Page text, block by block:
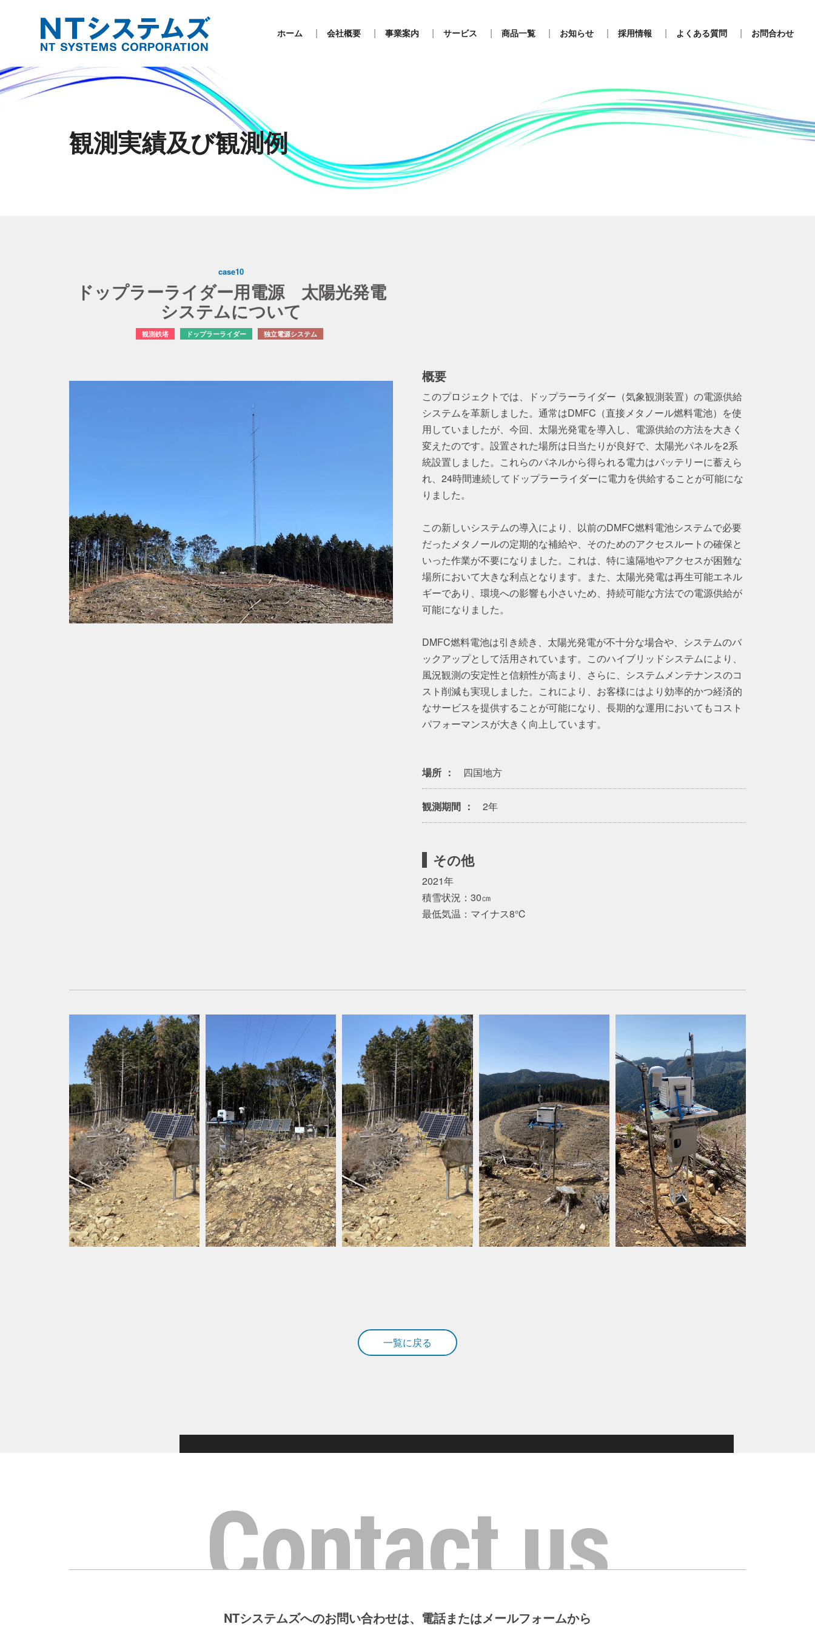
ホーム 会社概要 事業案内 サービス 商品一覧 お知らせ 採用情報 よくある質問 お問合わせ
観測実績及び観測例
case10
ドップラーライダー用電源 太陽光発電
システムについて
概要
このプロジェクトでは、ドップラーライダー（気象観測装置）の電源供給
システムを革新しました。通常はDMFC（直接メタノール燃料電池）を使
用していましたが、今回、太陽光発電を導入し、電源供給の方法を大きく
変えたのです。設置された場所は日当たりが良好で、太陽光パネルを2系
統設置しました。これらのパネルから得られる電力はバッテリーに蓄えら
れ、24時間連続してドップラーライダーに電力を供給することが可能にな
りました。
この新しいシステムの導入により、以前のDMFC燃料電池システムで必要
だったメタノールの定期的な補給や、そのためのアクセスルートの確保と
いった作業が不要になりました。これは、特に遠隔地やアクセスが困難な
場所において大きな利点となります。また、太陽光発電は再生可能エネル
ギーであり、環境への影響も小さいため、持続可能な方法での電源供給が
可能になりました。
DMFC燃料電池は引き続き、太陽光発電が不十分な場合や、システムのバ
ックアップとして活用されています。このハイブリッドシステムにより、
風況観測の安定性と信頼性が高まり、さらに、システムメンテナンスのコ
スト削減も実現しました。これにより、お客様にはより効率的かつ経済的
なサービスを提供することが可能になり、長期的な運用においてもコスト
パフォーマンスが大きく向上しています。
場所 四国地方
観測期間 2年
その他
2021年
積雪状況：30㎝
最低気温：マイナス8℃
一覧に戻る
Contact us
NTシステムズへのお問い合わせは、電話またはメールフォームから